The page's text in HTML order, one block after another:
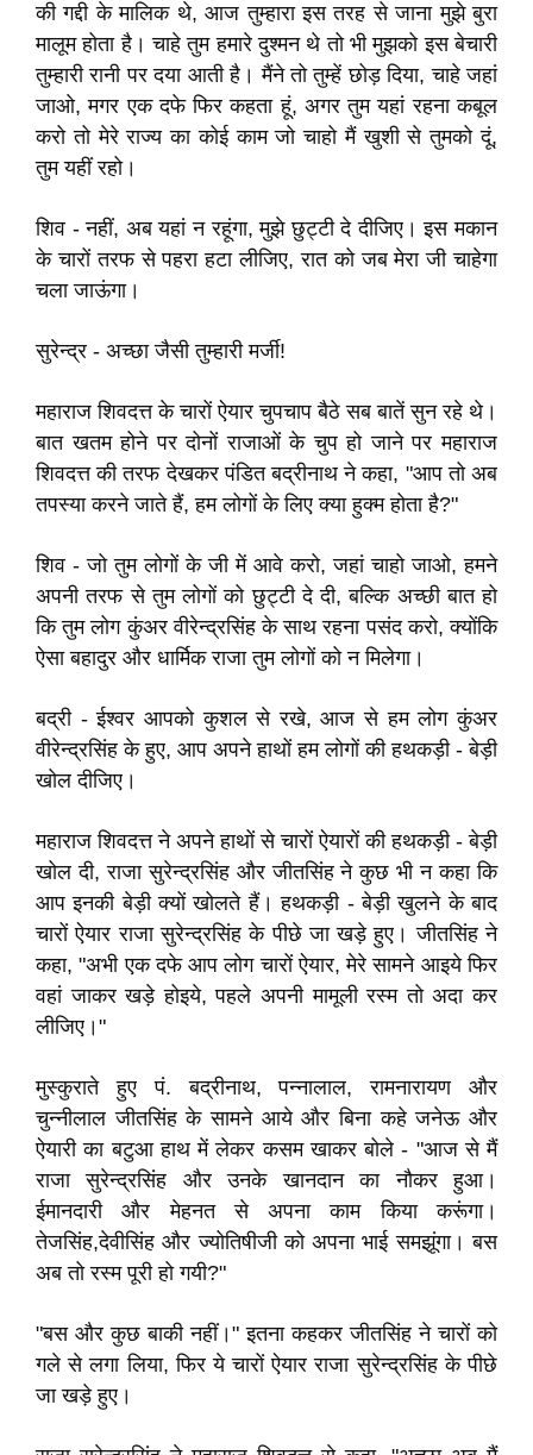
की गद्दी के मालिक थे, आज तुम्हारा इस तरह से जाना मुझे बुरा
मालूम होता है। चाहे तुम हमारे दुश्मन थे तो भी मुझको इस बेचारी
तुम्हारी रानी पर दया आती है। मैंने तो तुम्हें छोड़ दिया, चाहे जहां
जाओ, मगर एक दफे फिर कहता हूं, अगर तुम यहां रहना कबूल
करो तो मेरे राज्य का कोई काम जो चाहो मैं खुशी से तुमको दूं,
तुम यहीं रहो।
शिव - नहीं, अब यहां न रहूंगा, मुझे छुट्टी दे दीजिए। इस मकान
के चारों तरफ से पहरा हटा लीजिए, रात को जब मेरा जी चाहेगा
चला जाऊंगा।
सुरेन्द्र - अच्छा जैसी तुम्हारी मर्जी!
महाराज शिवदत्त के चारों ऐयार चुपचाप बैठे सब बातें सुन रहे थे।
बात खतम होने पर दोनों राजाओं के चुप हो जाने पर महाराज
शिवदत्त की तरफ देखकर पंडित बद्रीनाथ ने कहा, "आप तो अब
तपस्या करने जाते हैं, हम लोगों के लिए क्या हुक्म होता है?"
शिव - जो तुम लोगों के जी में आवे करो, जहां चाहो जाओ, हमने
अपनी तरफ से तुम लोगों को छुट्टी दे दी, बल्कि अच्छी बात हो
कि तुम लोग कुंअर वीरेन्द्रसिंह के साथ रहना पसंद करो, क्योंकि
ऐसा बहादुर और धार्मिक राजा तुम लोगों को न मिलेगा।
बद्री - ईश्वर आपको कुशल से रखे, आज से हम लोग कुंअर
वीरेन्द्रसिंह के हुए, आप अपने हाथों हम लोगों की हथकड़ी - बेड़ी
खोल दीजिए।
महाराज शिवदत्त ने अपने हाथों से चारों ऐयारों की हथकड़ी - बेड़ी
खोल दी, राजा सुरेन्द्रसिंह और जीतसिंह ने कुछ भी न कहा कि
आप इनकी बेड़ी क्यों खोलते हैं। हथकड़ी - बेड़ी खुलने के बाद
चारों ऐयार राजा सुरेन्द्रसिंह के पीछे जा खड़े हुए। जीतसिंह ने
कहा, "अभी एक दफे आप लोग चारों ऐयार, मेरे सामने आइये फिर
वहां जाकर खड़े होइये, पहले अपनी मामूली रस्म तो अदा कर
लीजिए।"
मुस्कुराते हुए पं. बद्रीनाथ, पन्नालाल, रामनारायण और
चुन्नीलाल जीतसिंह के सामने आये और बिना कहे जनेऊ और
ऐयारी का बटुआ हाथ में लेकर कसम खाकर बोले - "आज से मैं
राजा सुरेन्द्रसिंह और उनके खानदान का नौकर हुआ।
ईमानदारी और मेहनत से अपना काम किया करूंगा।
तेजसिंह,देवीसिंह और ज्योतिषीजी को अपना भाई समझूंगा। बस
अब तो रस्म पूरी हो गयी?"
"बस और कुछ बाकी नहीं।" इतना कहकर जीतसिंह ने चारों को
गले से लगा लिया, फिर ये चारों ऐयार राजा सुरेन्द्रसिंह के पीछे
जा खड़े हुए।